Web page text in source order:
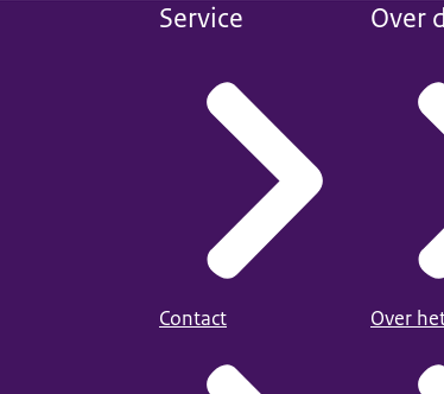
Service
Contact
Over
Over